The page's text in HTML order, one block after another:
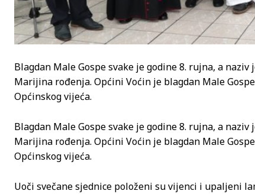
Blagdan Male Gospe svake je godine 8. rujna, a
Marijina rođenja. Općini Voćin je blagdan Male
Općinskog vijeća.
Blagdan Male Gospe svake je godine 8. rujna, a
Marijina rođenja. Općini Voćin je blagdan Male
Općinskog vijeća.
Uoči svečane sjednice položeni su vijenci i upaljeni